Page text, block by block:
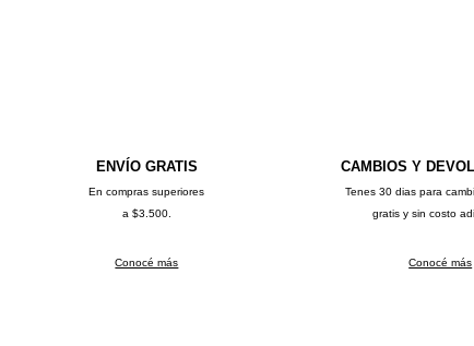
ENVÍO GRATIS
En compras superiores
a $3.500.
Conocé más
CAMBIOS Y
Tenes 30 dias para
gratis y sin costo
Conocé más